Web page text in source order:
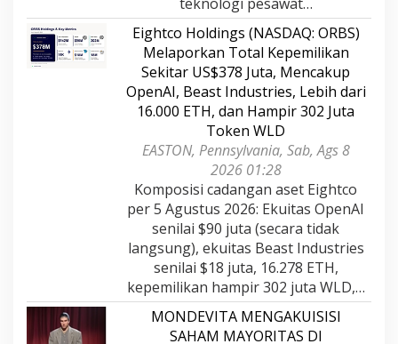
Eightco Holdings (NASDAQ: ORBS)
Melaporkan Total Kepemilikan
Sekitar US$378 Juta, Mencakup
OpenAI, Beast Industries, Lebih dari
16.000 ETH, dan Hampir 302 Juta
Token WLD
EASTON, Pennsylvania, Sab, Ags 8
2026 01:28
Komposisi cadangan aset Eightco
per 5 Agustus 2026: Ekuitas OpenAI
senilai $90 juta (secara tidak
langsung), ekuitas Beast Industries
senilai $18 juta, 16.278 ETH,
kepemilikan hampir 302 juta WLD,…
MONDEVITA MENGAKUISISI
SAHAM MAYORITAS DI